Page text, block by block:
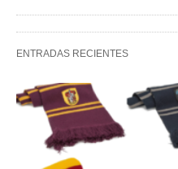
ENTRADAS RECIENTES